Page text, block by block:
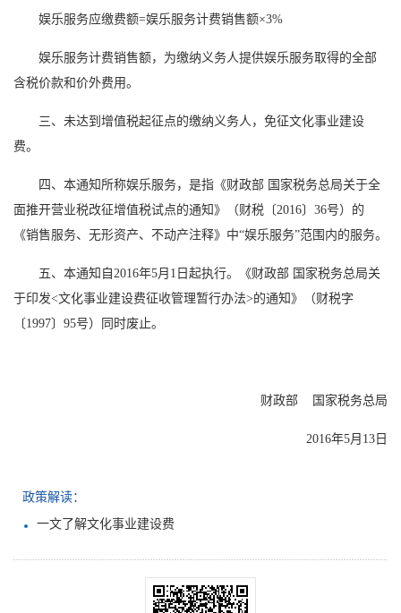
娱乐服务应缴费额=娱乐服务计费销售额×3%
娱乐服务计费销售额，为缴纳义务人提供娱乐服务取得的全部
含税价款和价外费用。
三、未达到增值税起征点的缴纳义务人，免征文化事业建设
费。
四、本通知所称娱乐服务，是指《财政部 国家税务总局关于全
面推开营业税改征增值税试点的通知》（财税〔2016〕36号）的
《销售服务、无形资产、不动产注释》中“娱乐服务”范围内的服务。
五、本通知自2016年5月1日起执行。《财政部 国家税务总局关
于印发<文化事业建设费征收管理暂行办法>的通知》（财税字
〔1997〕95号）同时废止。
财政部 国家税务总局
2016年5月13日
政策解读：
一文了解文化事业建设费